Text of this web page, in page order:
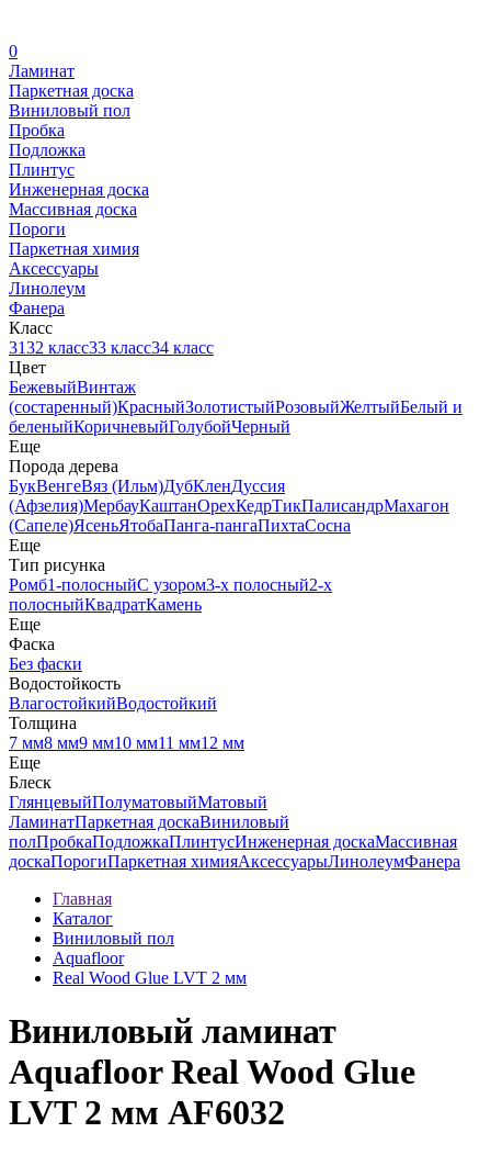
0
Ламинат
Паркетная доска
Виниловый пол
Пробка
Подложка
Плинтус
Инженерная доска
Массивная доска
Пороги
Паркетная химия
Аксессуары
Линолеум
Фанера
Класс
3132 класс33 класс34 класс
Цвет
БежевыйВинтаж
(состаренный)КрасныйЗолотистыйРозовыйЖелтыйБелый и
беленыйКоричневыйГолубойЧерный
Еще
Порода дерева
БукВенгеВяз (Ильм)ДубКленДуссия
(Афзелия)МербауКаштанОрехКедрТикПалисандрМахагон
(Сапеле)ЯсеньЯтобаПанга-пангаПихтаСосна
Еще
Тип рисунка
Ромб1-полосныйС узором3-х полосный2-х
полосныйКвадратКамень
Еще
Фаска
Без фаски
Водостойкость
ВлагостойкийВодостойкий
Толщина
7 мм8 мм9 мм10 мм11 мм12 мм
Еще
Блеск
ГлянцевыйПолуматовыйМатовый
ЛаминатПаркетная доскаВиниловый
полПробкаПодложкаПлинтусИнженерная доскаМассивная
доскаПорогиПаркетная химияАксессуарыЛинолеумФанера
Главная
Каталог
Виниловый пол
Aquafloor
Real Wood Glue LVT 2 мм
Виниловый ламинат
Aquafloor Real Wood Glue
LVT 2 мм AF6032